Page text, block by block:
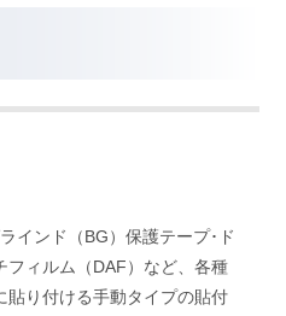
インド（BG）保護テープ･ド
フィルム（DAF）など、各種
貼り付ける手動タイプの貼付